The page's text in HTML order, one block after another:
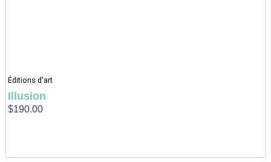
Éditions d'art
Illusion
$190.00